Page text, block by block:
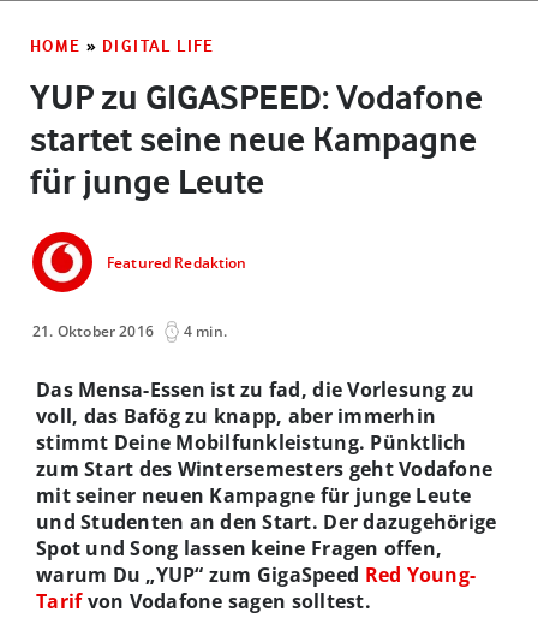
HOME » DIGITAL LIFE
YUP zu GIGASPEED: Vodafone
startet seine neue Kampagne
für junge Leute
Featured Redaktion
21. Oktober 2016 4 min.
Das Mensa-Essen ist zu fad, die Vorlesung zu
voll, das Bafög zu knapp, aber immerhin
stimmt Deine Mobilfunkleistung. Pünktlich
zum Start des Wintersemesters geht Vodafone
mit seiner neuen Kampagne für junge Leute
und Studenten an den Start. Der dazugehörige
Spot und Song lassen keine Fragen offen,
warum Du „YUP“ zum GigaSpeed Red Young-
Tarifvon Vodafone sagen solltest.